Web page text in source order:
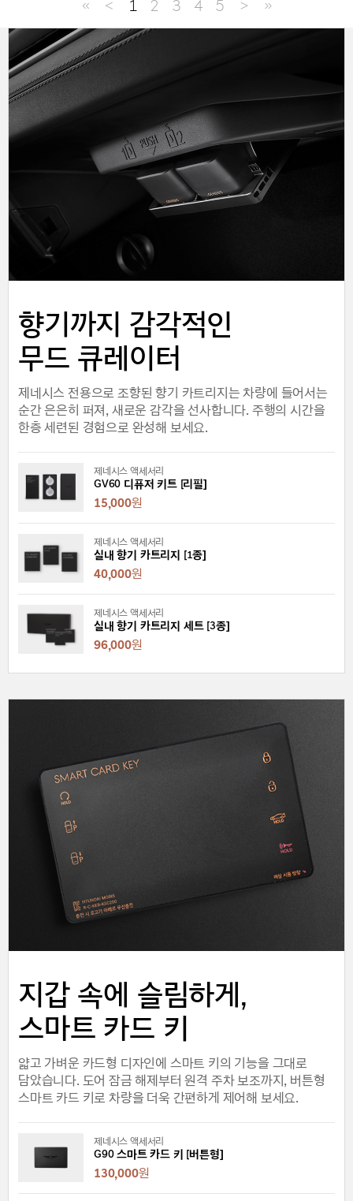
≪ ＜ 1 2 3 4 5 ＞ ≫
향기까지 감각적인
무드 큐레이터
제네시스 전용으로 조향된 향기 카트리지는 차량에 들어서는
순간 은은히 퍼져, 새로운 감각을 선사합니다. 주행의 시간을
한층 세련된 경험으로 완성해 보세요.
제네시스 액세서리
GV60 디퓨저 키트 [리필]
15,000원
제네시스 액세서리
실내 향기 카트리지 [1종]
40,000원
제네시스 액세서리
실내 향기 카트리지 세트 [3종]
96,000원
지갑 속에 슬림하게,
스마트 카드 키
얇고 가벼운 카드형 디자인에 스마트 키의 기능을 그대로
담았습니다. 도어 잠금 해제부터 원격 주차 보조까지, 버튼형
스마트 카드 키로 차량을 더욱 간편하게 제어해 보세요.
제네시스 액세서리
G90 스마트 카드 키 [버튼형]
130,000원
지갑 속에 슬림하게, 스마트 카드 키